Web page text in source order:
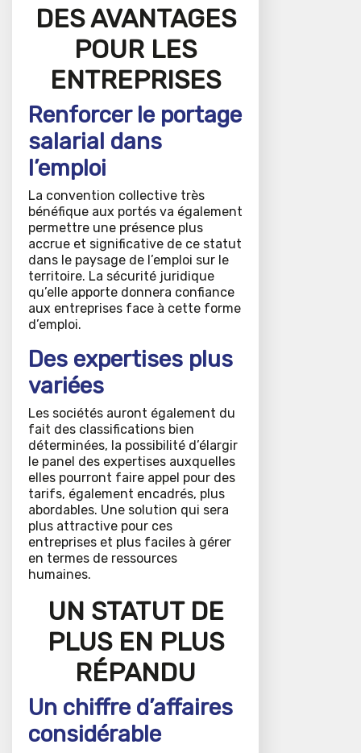
DES AVANTAGES
POUR LES
ENTREPRISES
Renforcer le portage
salarial dans
l’emploi
La convention collective très
bénéfique aux portés va également
permettre une présence plus
accrue et significative de ce statut
dans le paysage de l’emploi sur le
territoire. La sécurité juridique
qu’elle apporte donnera confiance
aux entreprises face à cette forme
d’emploi.
Des expertises plus
variées
Les sociétés auront également du
fait des classifications bien
déterminées, la possibilité d’élargir
le panel des expertises auxquelles
elles pourront faire appel pour des
tarifs, également encadrés, plus
abordables. Une solution qui sera
plus attractive pour ces
entreprises et plus faciles à gérer
en termes de ressources
humaines.
UN STATUT DE
PLUS EN PLUS
RÉPANDU
Un chiffre d’affaires
considérable